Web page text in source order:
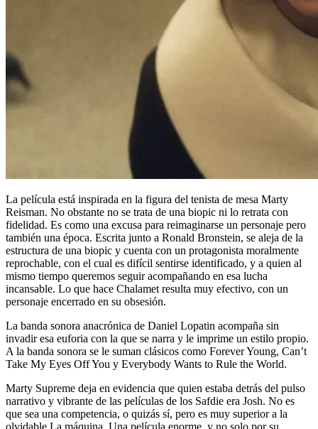
La película está inspirada en la figura del tenista de mesa Marty
Reisman. No obstante no se trata de una biopic ni lo retrata con
fidelidad. Es como una excusa para reimaginarse un personaje pero
también una época. Escrita junto a Ronald Bronstein, se aleja de la
estructura de una biopic y cuenta con un protagonista moralmente
reprochable, con el cual es difícil sentirse identificado, y a quien al
mismo tiempo queremos seguir acompañando en esa lucha
incansable. Lo que hace Chalamet resulta muy efectivo, con un
personaje encerrado en su obsesión.
La banda sonora anacrónica de Daniel Lopatin acompaña sin
invadir esa euforia con la que se narra y le imprime un estilo propio.
A la banda sonora se le suman clásicos como Forever Young, Can’t
Take My Eyes Off You y Everybody Wants to Rule the World.
Marty Supreme deja en evidencia que quien estaba detrás del pulso
narrativo y vibrante de las películas de los Safdie era Josh. No es
que sea una competencia, o quizás sí, pero es muy superior a la